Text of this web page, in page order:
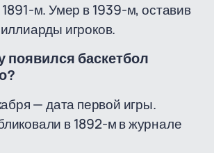
1891-м. Умер в 1939-м, оставив
игроков.
появился баскетбол
— дата первой игры.
в 1892-м в журнале